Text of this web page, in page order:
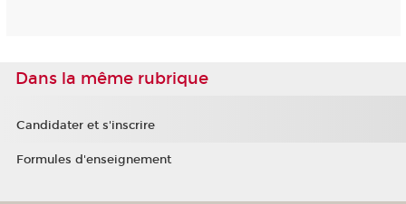
Dans la même rubrique
Candidater et s'inscrire
Formules d'enseignement